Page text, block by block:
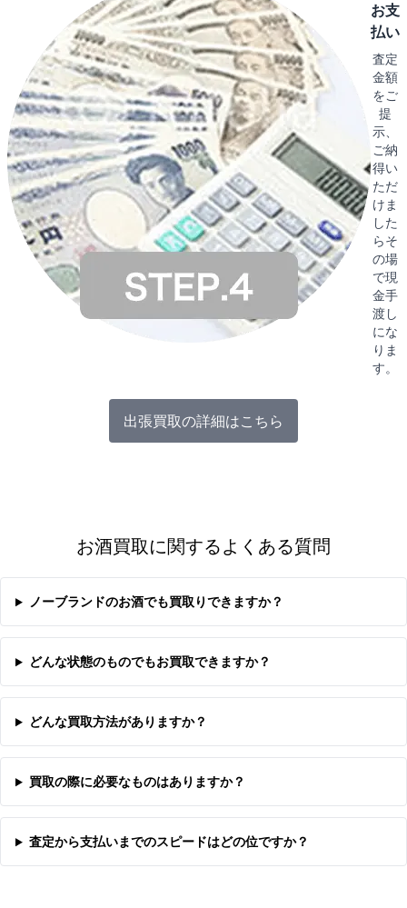
お支
払い
査定
金額
をご
提
示、
ご納
得い
ただ
けま
した
らそ
の場
で現
金手
渡し
にな
りま
す。
出張買取の詳細はこちら
お酒買取に関するよくある質問
ノーブランドのお酒でも買取りできますか？
どんな状態のものでもお買取できますか？
どんな買取方法がありますか？
買取の際に必要なものはありますか？
査定から支払いまでのスピードはどの位ですか？